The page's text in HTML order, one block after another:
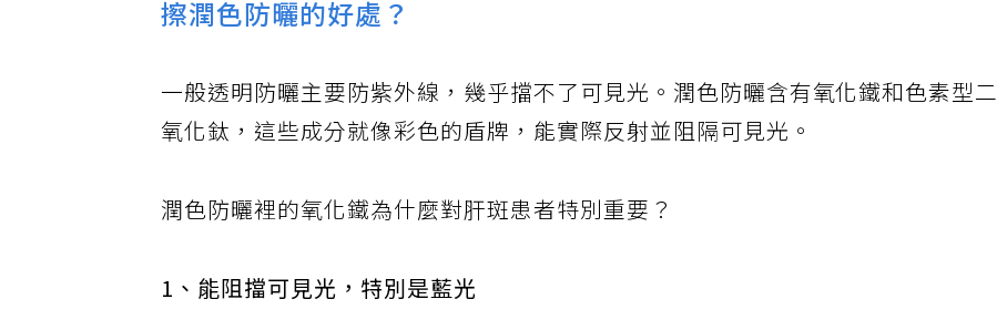
擦潤色防曬的好處？
一般透明防曬主要防紫外線，幾乎擋不了可見光。潤色防曬含有氧化鐵和色素型二
氧化鈦，這些成分就像彩色的盾牌，能實際反射並阻隔可見光。
潤色防曬裡的氧化鐵為什麼對肝斑患者特別重要？
1、能阻擋可見光，特別是藍光